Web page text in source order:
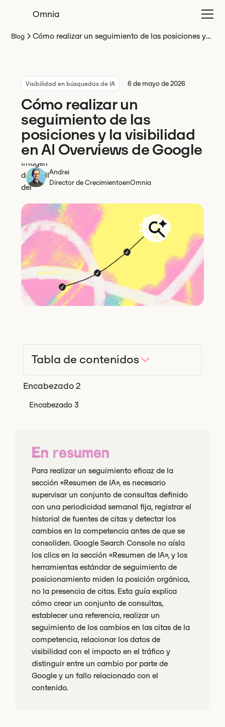
Omnia
Blog
Cómo realizar un seguimiento de las posiciones y
Visibilidad en búsquedas de IA 6 de mayo de 2026
Cómo realizar un
seguimiento de las
posiciones y la visibilidad
en AI Overviews de Google
Andrei
Director de CrecimientoenOmnia
Tabla de contenidos
Encabezado 2
Encabezado 3
En resumen
Para realizar un seguimiento eficaz de la
sección «Resumen de IA», es necesario
supervisar un conjunto de consultas definido
con una periodicidad semanal fija, registrar el
historial de fuentes de citas y detectar los
cambios en la competencia antes de que se
consoliden. Google Search Console no aísla
los clics en la sección «Resumen de IA», y los
herramientas estándar de seguimiento de
posicionamiento miden la posición orgánica,
no la presencia de citas. Esta guía explica
cómo crear un conjunto de consultas,
establecer una referencia, realizar un
seguimiento de los cambios en las citas de la
competencia, relacionar los datos de
visibilidad con el impacto en el tráfico y
distinguir entre un cambio por parte de
Google y un fallo relacionado con el
contenido.